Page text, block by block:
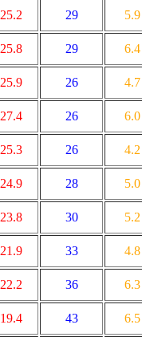
25.2 29
5.9
25.8 29
6.4
25.9 26
4.7
27.4 26
6.0
25.3 26
4.2
24.9 28
5.0
23.8 30
5.2
21.9 33
4.8
22.2 36
6.3
19.4 43
6.5